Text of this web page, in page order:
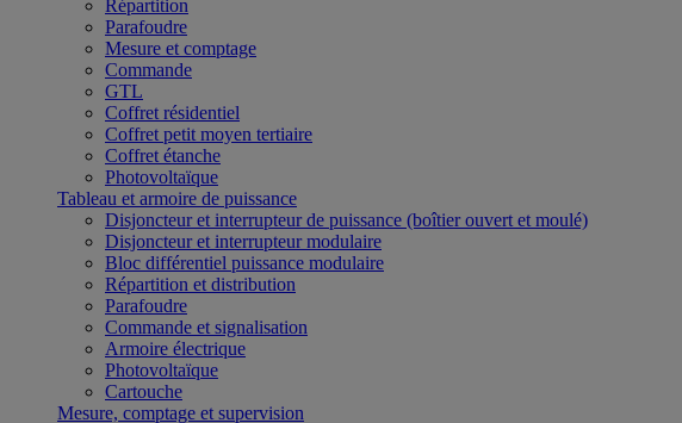
Répartition
Parafoudre
Mesure et comptage
Commande
GTL
Coffret résidentiel
Coffret petit moyen tertiaire
Coffret étanche
Photovoltaïque
Tableau et armoire de puissance
Disjoncteur et interrupteur de puissance (boîtier ouvert et moulé)
Disjoncteur et interrupteur modulaire
Bloc différentiel puissance modulaire
Répartition et distribution
Parafoudre
Commande et signalisation
Armoire électrique
Photovoltaïque
Cartouche
Mesure, comptage et supervision